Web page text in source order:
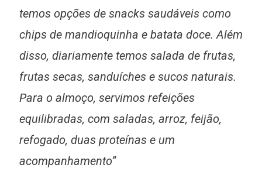
temos opções de snacks saudáveis como
chips de mandioquinha e batata doce. Além
disso, diariamente temos salada de frutas,
frutas secas, sanduíches e sucos naturais.
Para o almoço, servimos refeições
equilibradas, com saladas, arroz, feijão,
refogado, duas proteínas e um
acompanhamento”